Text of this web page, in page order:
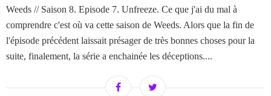
Weeds // Saison 8. Episode 7. Unfreeze. Ce que j'ai du mal à
comprendre c'est où va cette saison de Weeds. Alors que la fin de
l'épisode précédent laissait présager de très bonnes choses pour la
suite, finalement, la série a enchainée les déceptions....